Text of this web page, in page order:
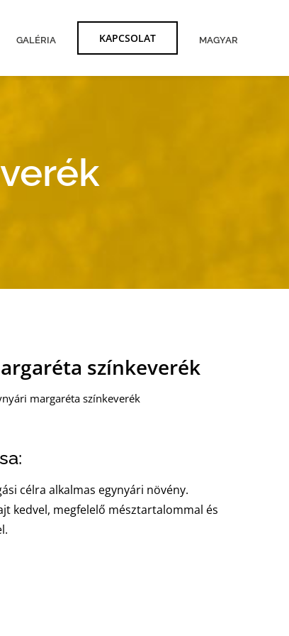
GALÉRIA KAPCSOLAT MAGYAR
színkeverék
margaréta színkeverék
célra alkalmas egynyári növény.
kedvel, megfelelő mésztartalommal és